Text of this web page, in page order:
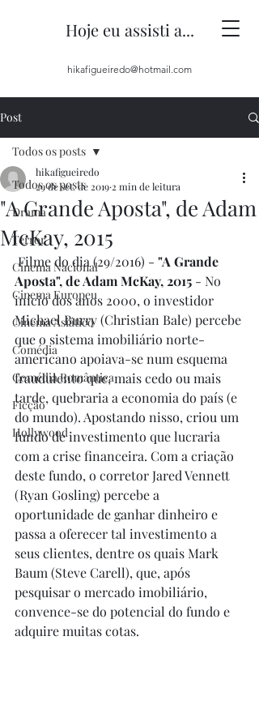
Hoje eu assisti a...
hikafigueiredo@hotmail.com
Post
Todos os posts
Drama
Terror
Cinema Nacional
Cinema Europeu
Cinema Asiático
Comédia
Comédia Romântica
Ficção
Hollywood
Todos os posts
"A Grande Aposta", de Adam
McKay, 2015
hikafigueiredo
29 de set. de 2019 2 min de leitura
Filme do dia (29/2016) - "A Grande
Aposta", de Adam McKay, 2015 - No
início dos anos 2000, o investidor
Michael Burry (Christian Bale) percebe
que o sistema imobiliário norte-
americano apoiava-se num esquema
fraudulento que, mais cedo ou mais
tarde, quebraria a economia do país (e
do mundo). Apostando nisso, criou um
fundo de investimento que lucraria
com a crise financeira. Com a criação
deste fundo, o corretor Jared Vennett
(Ryan Gosling) percebe a
oportunidade de ganhar dinheiro e
passa a oferecer tal investimento a
seus clientes, dentre os quais Mark
Baum (Steve Carell), que, após
pesquisar o mercado imobiliário,
convence-se do potencial do fundo e
adquire muitas cotas.